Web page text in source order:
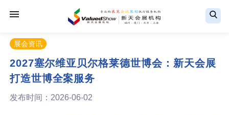
展会资讯
2027塞尔维亚贝尔格莱德世博会：新天会展
打造世博全案服务
发布时间：2026-06-02